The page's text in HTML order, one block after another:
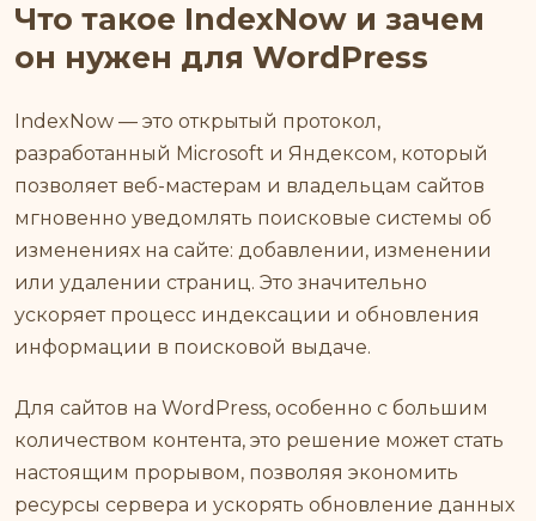
Что такое IndexNow и зачем
он нужен для WordPress
IndexNow — это открытый протокол,
разработанный Microsoft и Яндексом, который
позволяет веб-мастерам и владельцам сайтов
мгновенно уведомлять поисковые системы об
изменениях на сайте: добавлении, изменении
или удалении страниц. Это значительно
ускоряет процесс индексации и обновления
информации в поисковой выдаче.
Для сайтов на WordPress, особенно с большим
количеством контента, это решение может стать
настоящим прорывом, позволяя экономить
ресурсы сервера и ускорять обновление данных